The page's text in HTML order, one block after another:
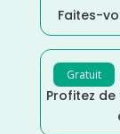
Faites-
Gratuit
Profitez